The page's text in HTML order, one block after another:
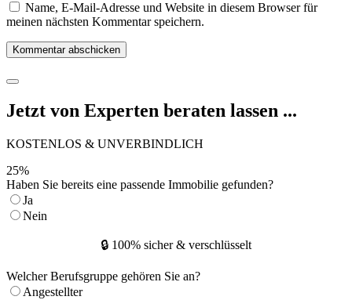
Name, E-Mail-Adresse und Website in diesem Browser für
meinen nächsten Kommentar speichern.
Jetzt von Experten beraten lassen ...
KOSTENLOS & UNVERBINDLICH
25%
Haben Sie bereits eine passende Immobilie gefunden?
Ja
Nein
🔒 100% sicher & verschlüsselt
Welcher Berufsgruppe gehören Sie an?
Angestellter